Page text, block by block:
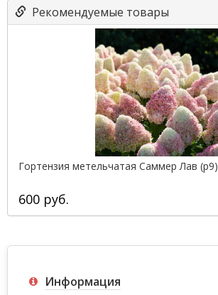
Рекомендуемые товары
Гортензия метельчатая Саммер Лав (р9)
600 руб.
Информация